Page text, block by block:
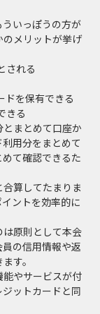
いっぽうの方が
メリットが挙げ
される
ドを保有できる
きる
まとめて口座か
用分をまとめて
て確認できるた
算してたまりま
ントを効率的に
原則として本会
の信用情報や返
す。
やサービスが付
ットカードと同